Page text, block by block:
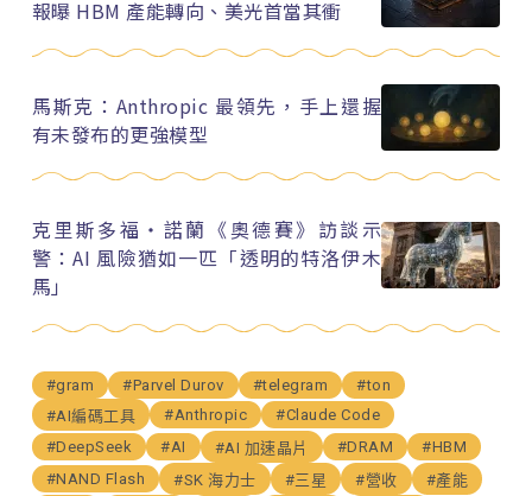
報曝 HBM 產能轉向、美光首當其衝
馬斯克：Anthropic 最領先，手上還握
有未發布的更強模型
克里斯多福・諾蘭《奧德賽》訪談示
警：AI 風險猶如一匹「透明的特洛伊木
馬」
#gram #Parvel Durov #telegram
#ton
#AI編碼工具
#Anthropic
#Claude Code
#DeepSeek
#AI #AI 加速晶片 #DRAM
#HBM
#NAND Flash
#SK 海力士 #三星 #營收
#產能